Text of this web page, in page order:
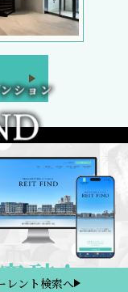
レント検索へ